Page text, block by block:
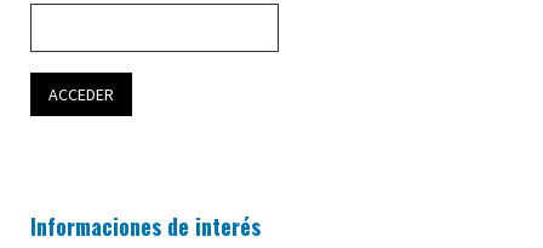
Informaciones de interés